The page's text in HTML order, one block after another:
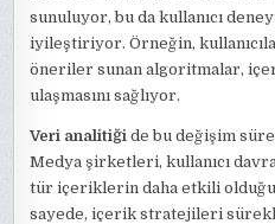
sunuluyor, bu da kullanıcı
iyileştiriyor. Örneğin,
öneriler sunan algoritmalar,
ulaşmasını sağlıyor.
Veri analitiği de bu değişim
Medya şirketleri, kullanıcı
tür içeriklerin daha etkili
sayede, içerik stratejileri